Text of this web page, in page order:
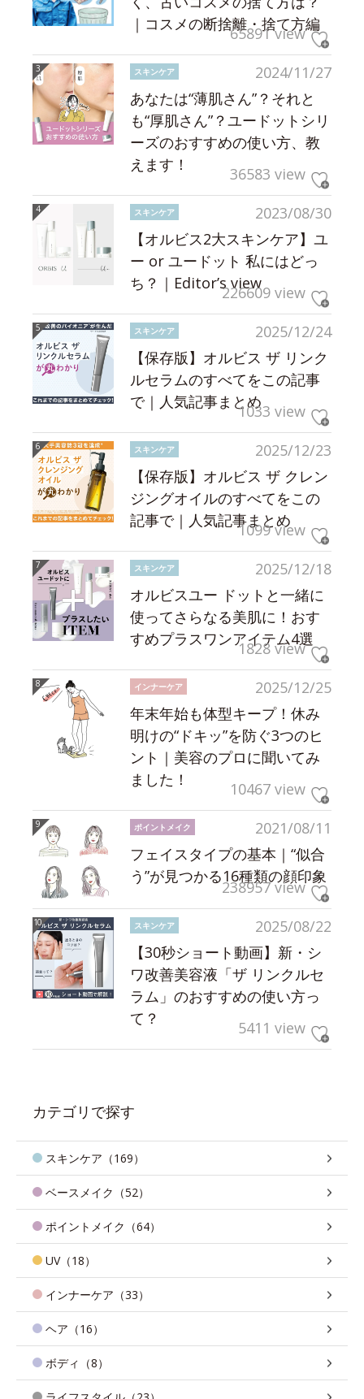
｜コスメの断捨離・捨て方編
65891 view
2024/11/27
スキンケア
あなたは“薄肌さん”？それと
も“厚肌さん”？ユードットシリ
ーズのおすすめの使い方、教
えます！
36583 view
2023/08/30
スキンケア
【オルビス2大スキンケア】ユ
ー or ユードット 私にはどっ
ち？｜Editor’s view226609 view
2025/12/24
スキンケア
【保存版】オルビス ザ リンク
ルセラムのすべてをこの記事
で｜人気記事まとめ1033 view
2025/12/23
スキンケア
【保存版】オルビス ザ クレン
ジングオイルのすべてをこの
記事で｜人気記事まとめ
1099 view
2025/12/18
スキンケア
オルビスユー ドットと一緒に
使ってさらなる美肌に！おす
すめプラスワンアイテム4選
1828 view
2025/12/25
インナーケア
年末年始も体型キープ！休み
明けの“ドキッ”を防ぐ3つのヒ
ント｜美容のプロに聞いてみ
ました！
10467 view
2021/08/11
ポイントメイク
フェイスタイプの基本｜“似合
う”が見つかる16種類の顔印象
238957 view
2025/08/22
スキンケア
【30秒ショート動画】新・シ
ワ改善美容液「ザ リンクルセ
ラム」のおすすめの使い方っ
て？
5411 view
カテゴリで探す
スキンケア（169）
ベースメイク（52）
ポイントメイク（64）
UV（18）
インナーケア（33）
ヘア（16）
ボディ（8）